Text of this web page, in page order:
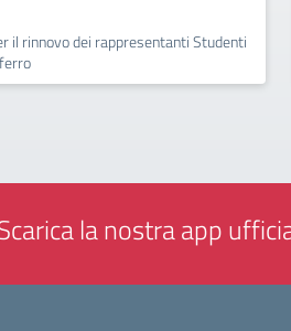
il rinnovo dei rappresentanti Studenti
la nostra app